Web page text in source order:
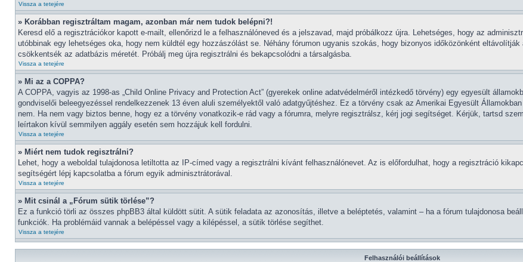
Vissza a tetejére
» Korábban regisztráltam magam, azonban már nem tudok belépni?!
Keresd elő a regisztrációkor kapott e-mailt, ellenőrizd le a felhasználóneved és a jelszavad, majd próbálkozz újra. Lehetséges, hogy az
utóbbinak egy lehetséges oka, hogy nem küldtél egy hozzászólást se. Néhány fórumon ugyanis szokás, hogy bizonyos időközönként
csökkentsék az adatbázis méretét. Próbálj meg újra regisztrálni és bekapcsolódni a társalgásba.
Vissza a tetejére
» Mi az a COPPA?
A COPPA, vagyis az 1998-as „Child Online Privacy and Protection Act” (gyerekek online adatvédelméről intézkedő törvény) egy egyesült
gondviselői beleegyezéssel rendelkezzenek 13 éven aluli személyektől való adatgyűjtéshez. Ez a törvény csak az Amerikai Egyesült
nem. Ha nem vagy biztos benne, hogy ez a törvény vonatkozik-e rád vagy a fórumra, melyre regisztrálsz, kérj jogi segítséget. Kérjük, tartsd
leírtakon kívül semmilyen aggály esetén sem hozzájuk kell fordulni.
Vissza a tetejére
» Miért nem tudok regisztrálni?
Lehet, hogy a weboldal tulajdonosa letiltotta az IP-címed vagy a regisztrálni kívánt felhasználónevet. Az is előfordulhat, hogy a regisztráció
segítségért lépj kapcsolatba a fórum egyik adminisztrátorával.
Vissza a tetejére
» Mit csinál a „Fórum sütik törlése”?
Ez a funkció törli az összes phpBB3 által küldött sütit. A sütik feladata az azonosítás, illetve a beléptetés, valamint – ha a fórum tulajdonosa
funkciók. Ha problémáid vannak a belépéssel vagy a kilépéssel, a sütik törlése segíthet.
Vissza a tetejére
Felhasználói beállítások